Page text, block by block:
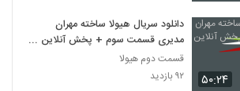
۵۰:۲۴
دانلود سریال هیولا ساخته مهران
مدیری قسمت سوم + پخش آنلاین
قسمت ها- - --
قسمت دوم هیولا
۹۲ بازدید